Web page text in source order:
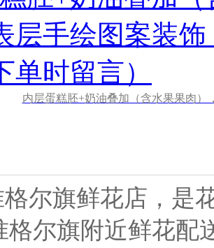
内层蛋糕胚+奶油叠加（含水果果肉
尔旗鲜花店，是
格尔旗附近鲜花配